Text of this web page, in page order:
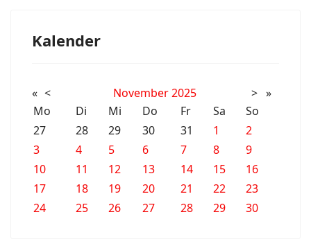
Kalender
« < November2025 > »
Mo
Di Mi Do Fr Sa
So
27
28 29 30 31 1
2
3
4 5 6 7 8
9
10
11 12 13 14 15
16
17
18 19 20 21 22
23
24
25 26 27 28 29 30